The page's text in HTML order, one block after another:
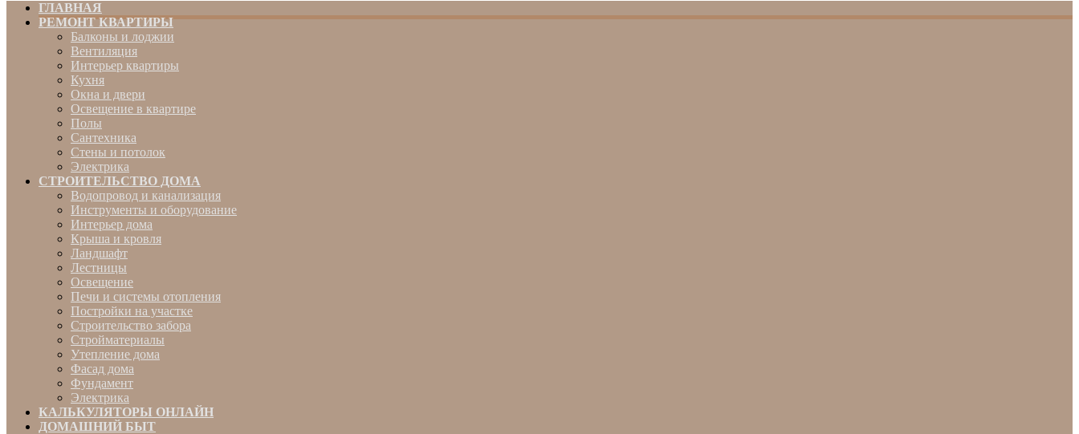
ГЛАВНАЯ
РЕМОНТ КВАРТИРЫ
Балконы и лоджии
Вентиляция
Интерьер квартиры
Кухня
Окна и двери
Освещение в квартире
Полы
Сантехника
Стены и потолок
Электрика
СТРОИТЕЛЬСТВО ДОМА
Водопровод и канализация
Инструменты и оборудование
Интерьер дома
Крыша и кровля
Ландшафт
Лестницы
Освещение
Печи и системы отопления
Постройки на участке
Строительство забора
Стройматериалы
Утепление дома
Фасад дома
Фундамент
Электрика
КАЛЬКУЛЯТОРЫ ОНЛАЙН
ДОМАШНИЙ БЫТ